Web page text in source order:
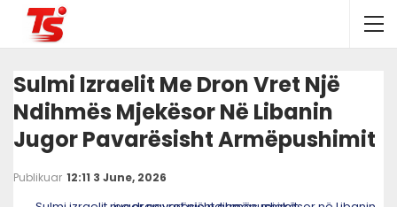
Sulmi Izraelit Me Dron Vret Një
Ndihmës Mjekësor Në Libanin
Jugor Pavarësisht Armëpushimit
Publikuar 12:11 3 June, 2026